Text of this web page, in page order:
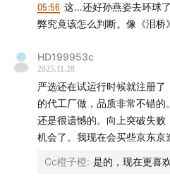
封面设计：饭团
商业内容策划：茹雪、幸倍
声动活泼商业化小队：新新、
商务合作 ：声动早咖啡等节目
，或者发送邮件至
05:56 这…还好孙燕姿去环球
弊究竟该怎么判断。像《泪
HD199953c
2025.11.28
严选还在试运行时候就注册
的代工厂做，品质非常不错
还是很遗憾的。向上突破失
机会了。我现在会买些京东京
Cc橙子橙: 是的，现在更喜